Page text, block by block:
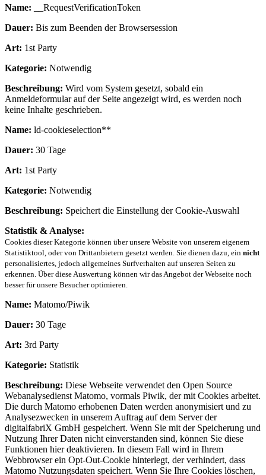
Name: __RequestVerificationToken
Dauer: Bis zum Beenden der Browsersession
Art: 1st Party
Kategorie: Notwendig
Beschreibung: Wird vom System gesetzt, sobald ein
Anmeldeformular auf der Seite angezeigt wird, es werden noch
keine Inhalte geschrieben.
Name: ld-cookieselection**
Dauer: 30 Tage
Art: 1st Party
Kategorie: Notwendig
Beschreibung: Speichert die Einstellung der Cookie-Auswahl
Statistik & Analyse:
Cookies dieser Kategorie können über unsere Website von unserem eigenem
Statistiktool, oder von Drittanbietern gesetzt werden. Sie dienen dazu, ein nicht
personalisiertes, jedoch allgemeines Surfverhalten auf unseren Seiten zu
erkennen. Über diese Auswertung können wir das Angebot der Webseite noch
besser für unsere Besucher optimieren.
Name: Matomo/Piwik
Dauer: 30 Tage
Art: 3rd Party
Kategorie: Statistik
Beschreibung: Diese Webseite verwendet den Open Source
Webanalysedienst Matomo, vormals Piwik, der mit Cookies arbeitet.
Die durch Matomo erhobenen Daten werden anonymisiert und zu
Analysezwecken in unserem Auftrag auf dem Server der
digitalfabriX GmbH gespeichert. Wenn Sie mit der Speicherung und
Nutzung Ihrer Daten nicht einverstanden sind, können Sie diese
Funktionen hier deaktivieren. In diesem Fall wird in Ihrem
Webbrowser ein Opt-Out-Cookie hinterlegt, der verhindert, dass
Matomo Nutzungsdaten speichert. Wenn Sie Ihre Cookies löschen,